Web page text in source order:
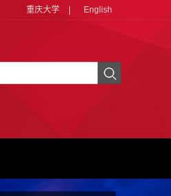
重庆大学 English